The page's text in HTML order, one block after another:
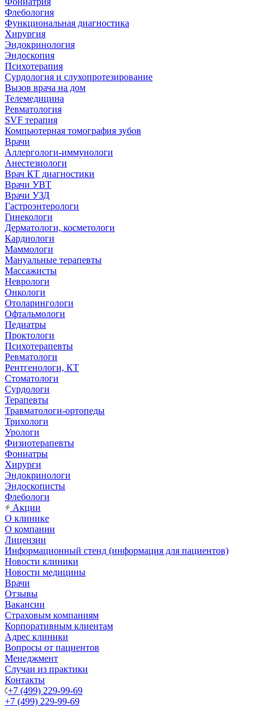
Флебология
Функциональная диагностика
Хирургия
Эндокринология
Эндоскопия
Психотерапия
Сурдология и слухопротезирование
Вызов врача на дом
Телемедицина
Ревматология
SVF терапия
Компьютерная томография зубов
Врачи
Аллергологи-иммунологи
Анестезиологи
Врач КТ диагностики
Врачи УВТ
Врачи УЗД
Гастроэнтерологи
Гинекологи
Дерматологи, косметологи
Кардиологи
Маммологи
Мануальные терапевты
Массажисты
Неврологи
Онкологи
Отоларингологи
Офтальмологи
Педиатры
Проктологи
Психотерапевты
Ревматологи
Рентгенологи, КТ
Стоматологи
Сурдологи
Терапевты
Травматологи-ортопеды
Трихологи
Урологи
Физиотерапевты
Фониатры
Хирурги
Эндокринологи
Эндоскописты
Флебологи
Акции
О клинике
О компании
Лицензии
Информационный стенд (информация для пациентов)
Новости клиники
Новости медицины
Врачи
Отзывы
Вакансии
Страховым компаниям
Корпоративным клиентам
Адрес клиники
Вопросы от пациентов
Менеджмент
Случаи из практики
Контакты
+7 (499) 229-99-69
+7 (499) 229-99-69